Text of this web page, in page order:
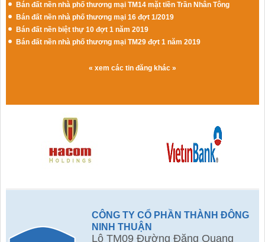
Bán đất nền nhà phố thương mại TM14 mặt tiền Trần Nhân Tông
Bán đất nền nhà phố thương mại 16 đợt 1/2019
Bán đất nền biệt thự 10 đợt 1 năm 2019
Bán đất nền nhà phố thương mại TM29 đợt 1 năm 2019
« xem các tin đăng khác »
CÔNG TY CỔ PHẦN THÀNH ĐÔNG
NINH THUẬN
Lô TM09 Đường Đặng Quang